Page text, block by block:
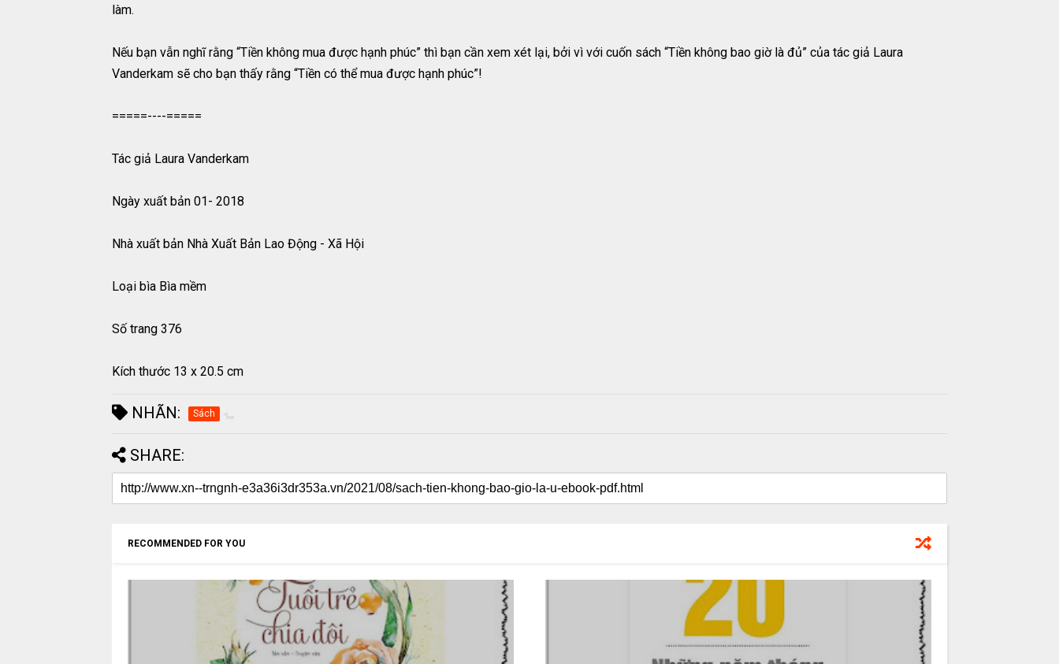
làm.
Nếu bạn vẫn nghĩ rằng “Tiền không mua được hạnh phúc” thì bạn cần xem xét lại, bởi vì với cuốn sách “Tiền không bao giờ là đủ” của tác giả Laura
Vanderkam sẽ cho bạn thấy rằng “Tiền có thể mua được hạnh phúc”!
=====----=====
Tác giả Laura Vanderkam
Ngày xuất bản 01- 2018
Nhà xuất bản Nhà Xuất Bản Lao Động - Xã Hội
Loại bìa Bìa mềm
Số trang 376
Kích thước 13 x 20.5 cm
NHÃN: Sách
SHARE:
RECOMMENDED FOR YOU